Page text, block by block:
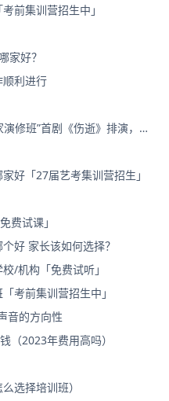
前集训营招生中」
家好？
利进行
修班”首剧《伤逝》排演，主
好「27届艺考集训营招生」
费试课」
好 家长该如何选择？
/机构「免费试听」
考前集训营招生中」
音的方向性
（2023年费用高吗）
选择培训班）